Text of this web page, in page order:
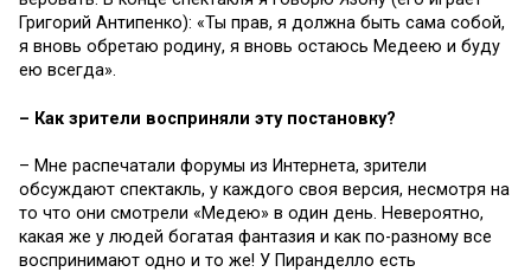
Григорий Антипенко): «Ты прав, я должна быть сама собой,
я вновь обретаю родину, я вновь остаюсь Медеею и буду
ею всегда».
– Как зрители восприняли эту постановку?
– Мне распечатали форумы из Интернета, зрители
обсуждают спектакль, у каждого своя версия, несмотря на
то что они смотрели «Медею» в один день. Невероятно,
какая же у людей богатая фантазия и как по-разному все
воспринимают одно и то же! У Пиранделло есть